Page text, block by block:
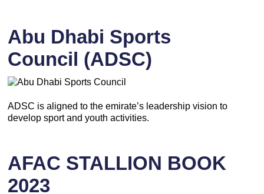
Abu Dhabi Sports
Council (ADSC)
ADSC is aligned to the emirate’s leadership vision to
develop sport and youth activities.
AFAC STALLION BOOK
2023